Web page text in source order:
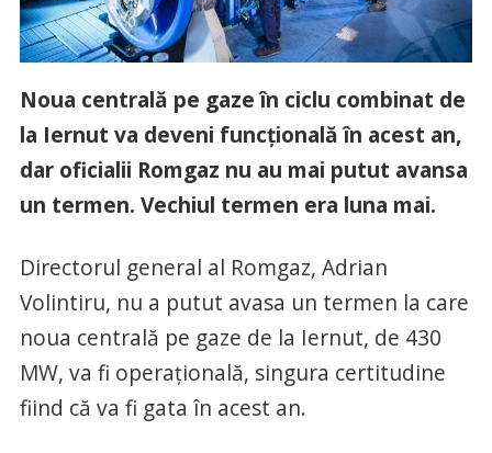
Noua centrală pe gaze în ciclu combinat de
la Iernut va deveni funcțională în acest an,
dar oficialii Romgaz nu au mai putut avansa
un termen. Vechiul termen era luna mai.
Directorul general al Romgaz, Adrian
Volintiru, nu a putut avasa un termen la care
noua centrală pe gaze de la Iernut, de 430
MW, va fi operațională, singura certitudine
fiind că va fi gata în acest an.